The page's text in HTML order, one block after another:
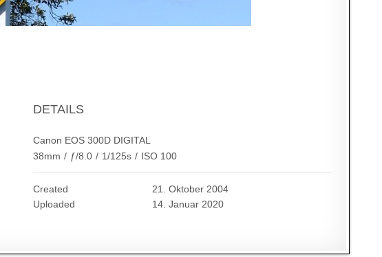
DETAILS
Canon EOS 300D DIGITAL
38mm / ƒ/8.0 / 1/125s / ISO 100
Created
21. Oktober 2004
Uploaded
14. Januar 2020